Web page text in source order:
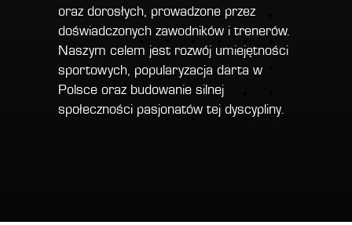
oraz dorosłych, prowadzone przez
doświadczonych zawodników i trenerów.
Naszym celem jest rozwój umiejętności
sportowych, popularyzacja darta w
Polsce oraz budowanie silnej
społeczności pasjonatów tej dyscypliny.